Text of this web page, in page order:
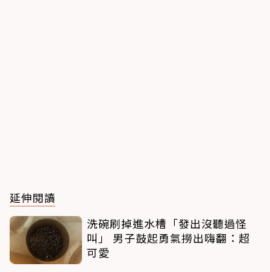
延伸閱讀
洗碗刷掉進水槽「發出沒聽過怪
叫」 男子鼓起勇氣撈出嗨翻：超
可愛